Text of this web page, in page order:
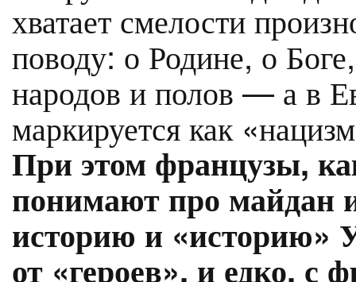
хватает смелости
поводу: о Родине, о
народов и полов — а в
маркируется как
При этом французы,
понимают про майдан
историю и «историю»
от «героев», и едко, с